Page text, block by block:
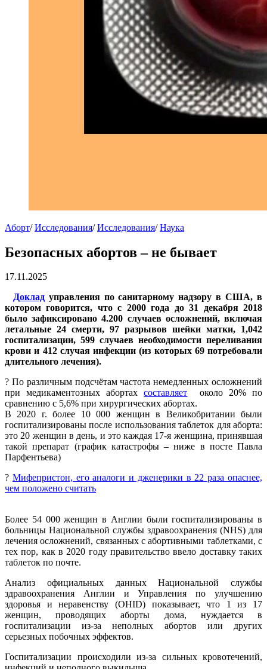
Аборт/Исследования/Исследования/Наука
Безопасных абортов – не бывает
17.11.2025
Докладуправления по санитарному надзору в США, в
котором говорится, что с 2000 года до 31 декабря 2018
было зафиксировано 4.200 случаев осложнений, включая
летальные 24 смерти, 97 разрывов шейки матки, 1,042
госпитализации, 599 случаев необходимости переливания
крови и 412 случая инфекции (из которых 69 потребовали
длительного лечения).
? По различным подсчётам частота немедленных осложнений
при медикаментозных абортахсоставляет около 20% по
сравнению с 5,6% при хирургических абортах.
В 2020 г. более 10 000 женщин в Великобритании были
госпитализированы после использования таблеток для аборта:
это 20 женщин в день, и это каждая 17-я женщина, принявшая
такой препарат (график катастрофы – ниже в посте Павла
Парфентьева)
? Мифепристон, его аналоги и дженерики в 22 раза опаснее,
чем положено считать
Более 54 000 женщин в Англии были госпитализированы в
больницы Национальной службы здравоохранения (NHS) для
лечения осложнений, связанных с абортивными таблетками, с
тех пор, как в 2020 году правительство ввело доставку таких
таблеток по почте.
Анализ официальных данных Национальной службы
здравоохранения Англии и Управления по улучшению
здоровья и неравенству (OHID) показывает, что 1 из 17
женщин, проводящих аборты дома, нуждается в
госпитализации из-за неполных абортов или других
серьезных побочных эффектов.
Госпитализации происходили из‑за сильных кровотечений,